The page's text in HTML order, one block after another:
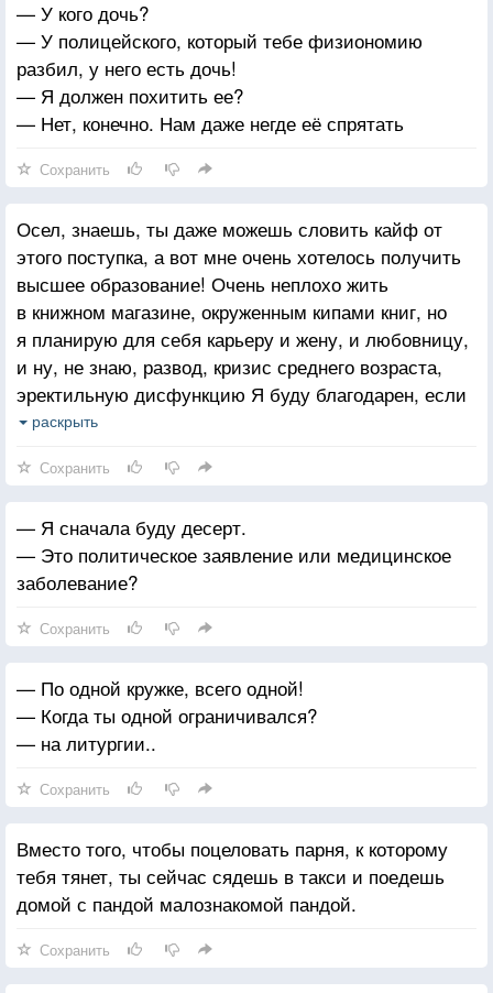
— У кого дочь?
— У полицейского, который тебе физиономию
разбил, у него есть дочь!
— Я должен похитить ее?
— Нет, конечно. Нам даже негде её спрятать
Сохранить
Осел, знаешь, ты даже можешь словить кайф от
этого поступка, а вот мне очень хотелось получить
высшее образование! Очень неплохо жить
в книжном магазине, окруженным кипами книг, но
я планирую для себя карьеру и жену, и любовницу,
и ну, не знаю, развод, кризис среднего возраста,
эректильную дисфункцию Я буду благодарен, если
ты будешь держать свои комплексы и свой детский
раскрыть
Сохранить
— Я сначала буду десерт.
— Это политическое заявление или медицинское
заболевание?
Сохранить
— По одной кружке, всего одной!
— Когда ты одной ограничивался?
— на литургии..
Сохранить
Вместо того, чтобы поцеловать парня, к которому
тебя тянет, ты сейчас сядешь в такси и поедешь
домой с пандой малознакомой пандой.
Сохранить